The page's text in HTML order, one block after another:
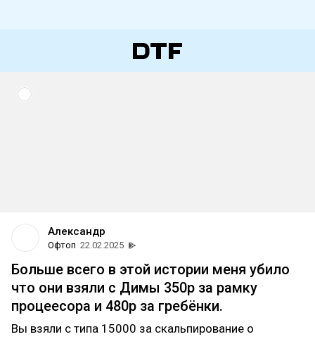
Александр
Офтоп 22.02.2025
Больше всего в этой истории меня убило
что они взяли с Димы 350р за рамку
процеесора и 480р за гребёнки.
Вы взяли с типа 15000 за скальпирование о